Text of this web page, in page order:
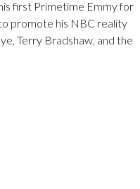
first Primetime Emmy for
promote his NBC reality
Terry Bradshaw, and the